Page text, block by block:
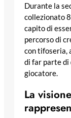
Durante la
collezionato
capito di
percorso di
con tifoseria,
di far parte di
giocatore.
La